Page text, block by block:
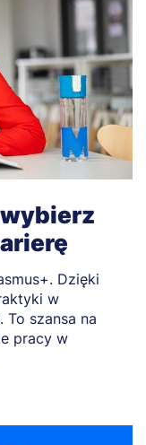
wybierz
Dzięki
w
szansa na
pracy w